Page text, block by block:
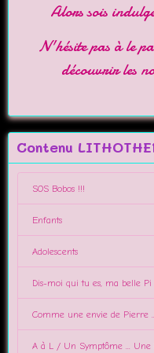
Alors sois
N'hésite pas à le
découvrir les
Contenu
SOS Bobos !!!
Enfants
Adolescents
Dis-moi qui tu es, ma belle Pi
Comme une envie de Pierre ...
A à L / Un Symptôme ... Une